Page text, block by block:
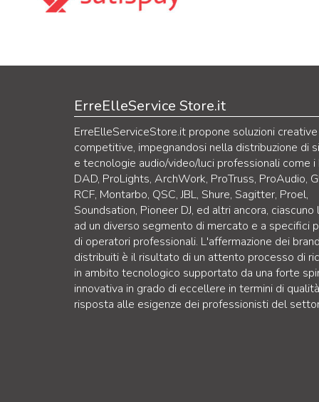
ErreElleService Store.it
ErreElleServiceStore.it propone soluzioni
competitive, impegnandosi nella distribuzione di
e tecnologie audio/video/luci professionali come i
DAD, ProLights, ArchWork, ProTruss, ProAudio,
RCF, Montarbo, QSC, JBL, Shure, Sagitter, Proel,
Soundsation, Pioneer DJ, ed altri ancora,
ad un diverso segmento di mercato e a specifici
di operatori professionali. L'affermazione dei brand
distribuiti è il risultato di un attento processo di
in ambito tecnologico supportato da una forte
innovativa in grado di eccellere in termini di
risposta alle esigenze dei professionisti del